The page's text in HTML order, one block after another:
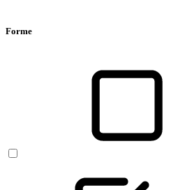
Forme